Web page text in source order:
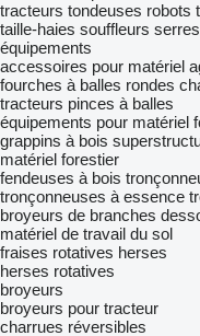
tracteurs tondeuses robots
taille-haies souffleurs serres
équipements
accessoires pour matériel
fourches à balles rondes
tracteurs pinces à balles
équipements pour matériel
grappins à bois
matériel forestier
fendeuses à bois
tronçonneuses à essence
broyeurs de branches
matériel de travail du sol
fraises rotatives herses
herses rotatives
broyeurs
broyeurs pour tracteur
charrues réversibles